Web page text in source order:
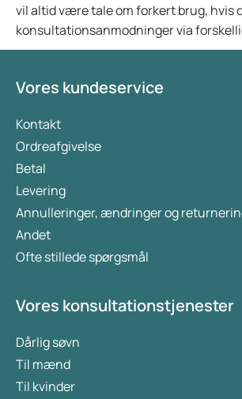
vil altid være tale om forkert brug, hvis
konsultationsanmodninger via
Vores kundeservice
Kontakt
Ordreafgivelse
Betal
Levering
Annulleringer, ændringer og
Andet
Ofte stillede spørgsmål
Vores konsultationstjenester
Dårlig søvn
Til mænd
Til kvinder